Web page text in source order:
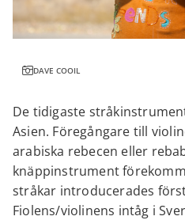
DAVE COOIL
De tidigaste
Asien. Föregångare till
arabiska rebecen eller
knäppinstrument
stråkar introducerades
Fiolens/violinens intåg i